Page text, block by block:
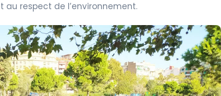
au respect de l’environnement.